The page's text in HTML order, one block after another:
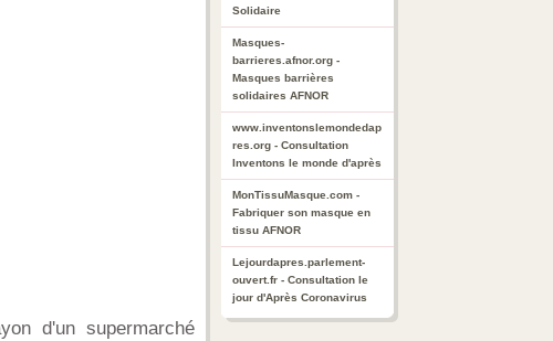
d'un supermarché
Solidaire
Masques-
barrieres.afnor.org -
Masques barrières
solidaires AFNOR
www.inventonslemondedap
res.org - Consultation
Inventons le monde d'après
MonTissuMasque.com -
Fabriquer son masque en
tissu AFNOR
Lejourdapres.parlement-
ouvert.fr - Consultation le
jour d'Après Coronavirus